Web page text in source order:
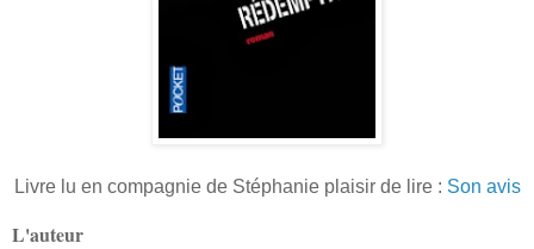
Livre lu en compagnie de Stéphanie plaisir de lire : Son avis
L'auteur